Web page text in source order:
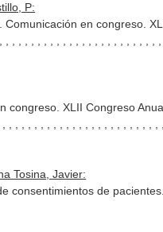
P:
en congreso.
, , , , , , , , , , , , , , , , , , , , , ,
XLII Congreso
, , , , , , , , , , , , , , , , , , , , , , ,
Tosina, Javier:
de